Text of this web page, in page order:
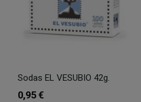
Sodas EL VESUBIO 42g.
0,95 €